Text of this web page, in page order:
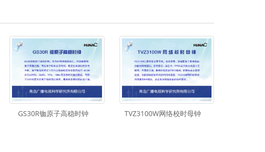
GS30R铷原子高稳时钟 TVZ3100W网络校时母钟